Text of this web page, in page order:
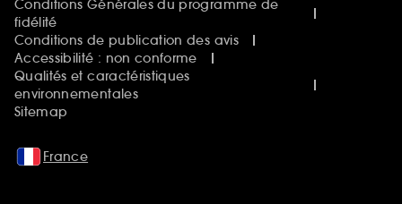
Conditions Générales du programme de
fidélité
Conditions de publication des avis
Accessibilité : non conforme
Qualités et caractéristiques
environnementales
Sitemap
France